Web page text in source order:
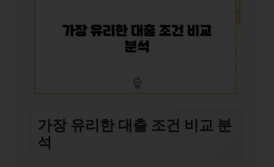
가장 유리한 대출 조건 비교 분
석